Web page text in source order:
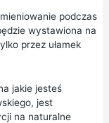
podczas
wystawiona na
przez ułamek
jakie jesteś
jest
na naturalne